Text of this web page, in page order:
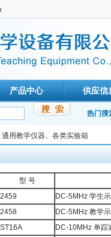
产品中心 供应信
热门搜
通用教学仪器、各类实验箱
型 号
2459
DC-5MHz 学生
2458
DC-5MHz 教学
ST16A
DC-10MHz 单踪